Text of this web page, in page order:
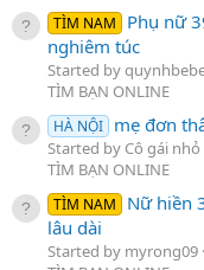
TÌM NAM
Phụ nữ
nghiêm túc
Started by
TÌM BẠN ONLINE
HÀ NỘI mẹ đơn
Started by Cô gái
TÌM BẠN ONLINE
TÌM NAM
Nữ hiền
lâu dài
Started by myrong09